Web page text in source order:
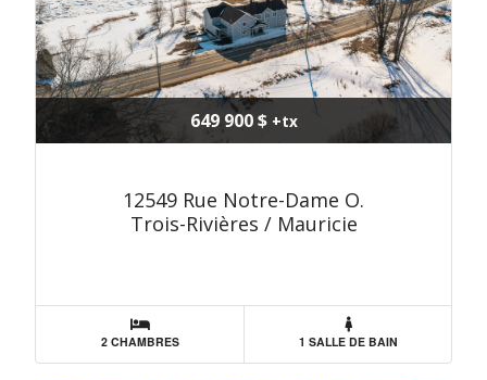
649 900 $+tx
12549 Rue Notre-Dame O.
Trois-Rivières / Mauricie
2 CHAMBRES 1 SALLE DE BAIN